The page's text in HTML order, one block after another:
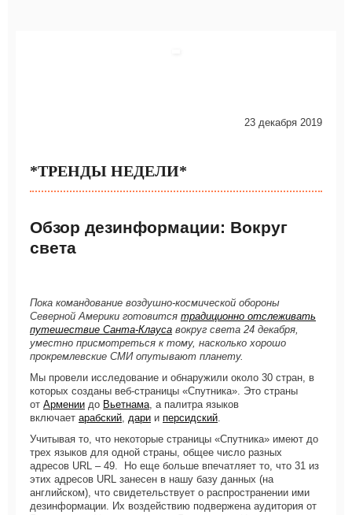
23 декабря 2019
*ТРЕНДЫ НЕДЕЛИ*
Обзор дезинформации: Вокруг
света
Пока командование воздушно-космической обороны
Северной Америки готовится традиционно отслеживать
путешествие Санта-Клауса вокруг света 24 декабря,
уместно присмотреться к тому, насколько хорошо
прокремлевские СМИ опутывают планету.
Мы провели исследование и обнаружили около 30 стран, в
которых созданы веб-страницы «Спутника». Это страны
от Армении до Вьетнама , а палитра языков
включает арабский дари и персидский
Учитывая то, что некоторые страницы «Спутника» имеют до
трех языков для одной страны, общее число разных
адресов URL – 49. Но еще больше впечатляет то, что 31 из
этих адресов URL занесен в нашу базу данных (на
английском), что свидетельствует о распространении ими
дезинформации. Их воздействию подвержена аудитория от